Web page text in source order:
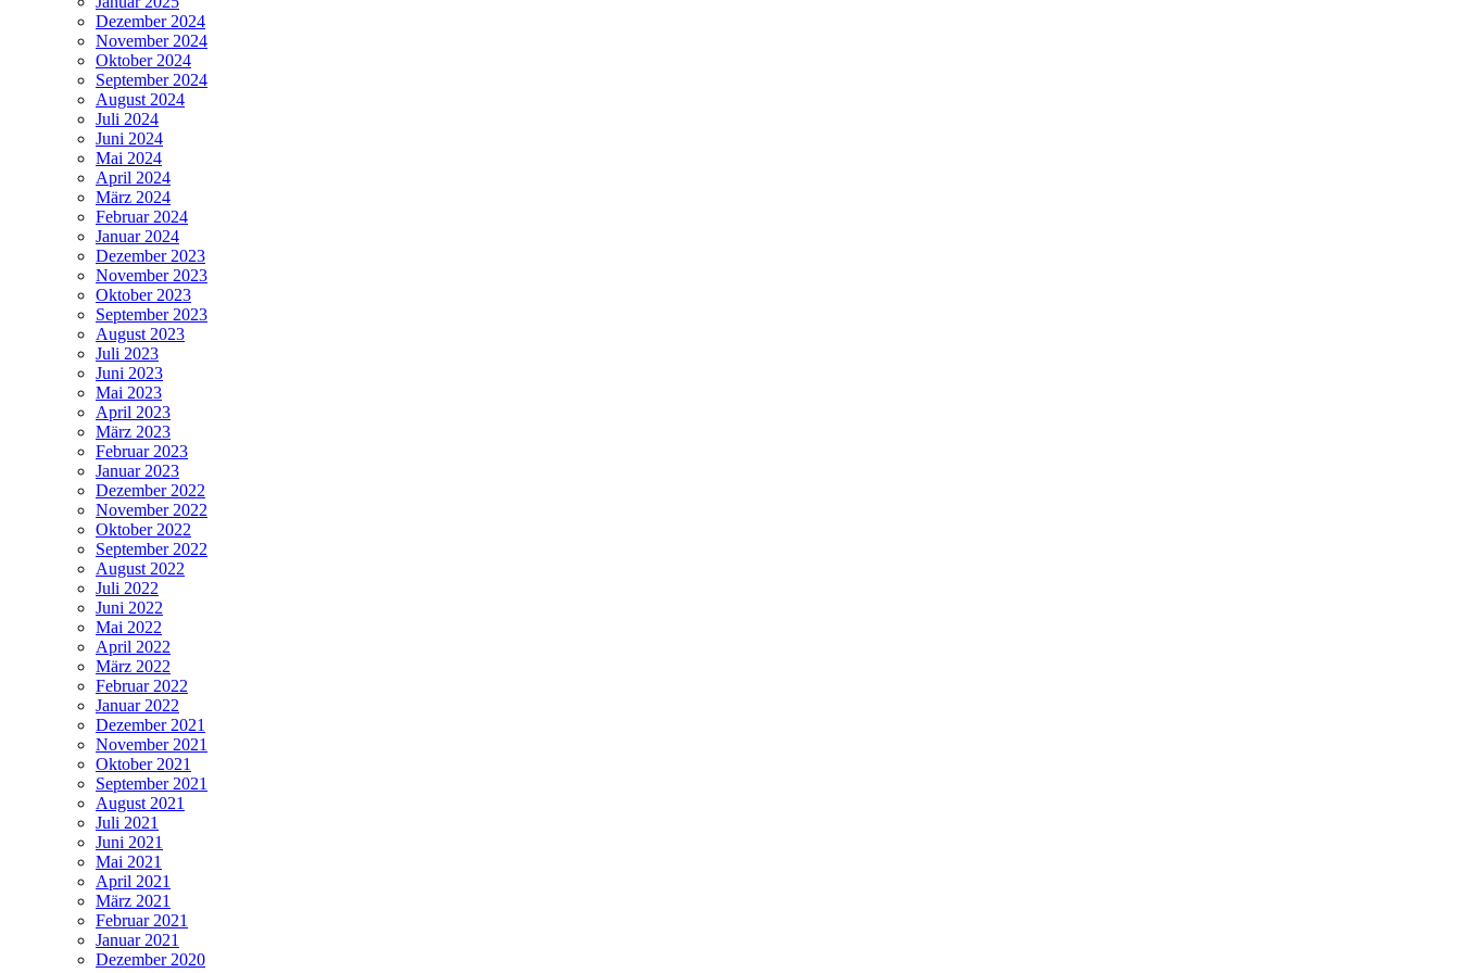
Dezember 2024
November 2024
Oktober 2024
September 2024
August 2024
Juli 2024
Juni 2024
Mai 2024
April 2024
März 2024
Februar 2024
Januar 2024
Dezember 2023
November 2023
Oktober 2023
September 2023
August 2023
Juli 2023
Juni 2023
Mai 2023
April 2023
März 2023
Februar 2023
Januar 2023
Dezember 2022
November 2022
Oktober 2022
September 2022
August 2022
Juli 2022
Juni 2022
Mai 2022
April 2022
März 2022
Februar 2022
Januar 2022
Dezember 2021
November 2021
Oktober 2021
September 2021
August 2021
Juli 2021
Juni 2021
Mai 2021
April 2021
März 2021
Februar 2021
Januar 2021
Dezember 2020